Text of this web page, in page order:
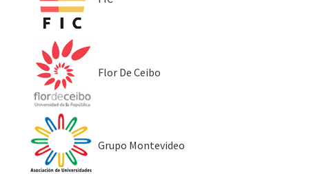
Flor De Ceibo
Grupo Montevideo